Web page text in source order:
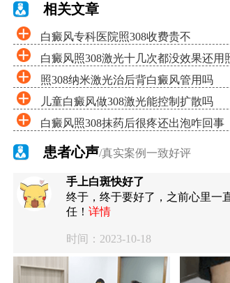
相关文章
白癜风专科医院照308收费贵不
白癜风照308激光十几次都没效果还用
照308纳米激光治后背白癜风管用吗
儿童白癜风做308激光能控制扩散吗
白癜风照308抹药后很疼还出泡咋回事
患者心声/真实案例一致好评
手上白斑快好了
终于，终于要好了，之前心里一
任！ 详情
时间：2023-10-18